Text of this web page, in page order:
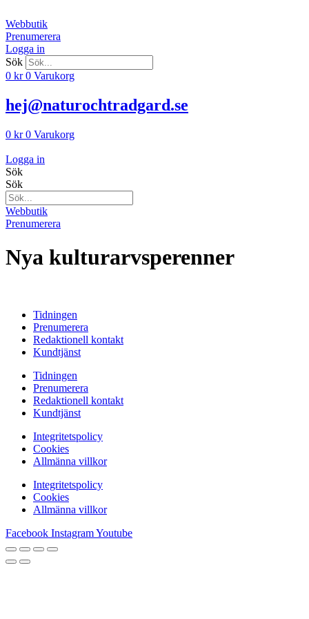
till
innehåll
Webbutik
Prenumerera
Logga in
Sök
0 kr 0 Varukorg
hej@naturochtradgard.se
0 kr 0 Varukorg
Logga in
Sök
Sök
Webbutik
Prenumerera
Nya kulturarvsperenner
Tidningen
Prenumerera
Redaktionell kontakt
Kundtjänst
Tidningen
Prenumerera
Redaktionell kontakt
Kundtjänst
Integritetspolicy
Cookies
Allmänna villkor
Integritetspolicy
Cookies
Allmänna villkor
Facebook InstagramYoutube